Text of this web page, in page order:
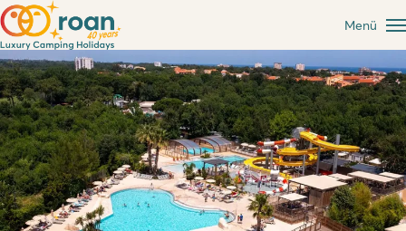
Menü